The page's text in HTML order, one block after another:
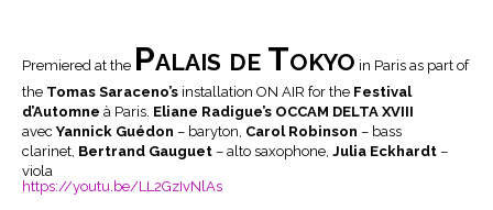
Premiered at the Palais de Tokyo in Paris as part of
the Tomas Saraceno’s installation ON AIR for the Festival
d’Automne à Paris. Eliane Radigue’s OCCAM DELTA XVIII
avecYannick Guédon – baryton, Carol Robinson – bass
clarinet, Bertrand Gauguet – alto saxophone, Julia Eckhardt –
viola
https://youtu.be/LL2GzIvNlAs